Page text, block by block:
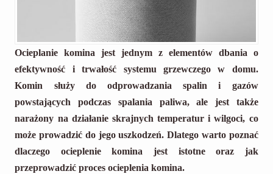
Ocieplanie komina jest jednym z elementów dbania o
efektywność i trwałość systemu grzewczego w domu.
Komin służy do odprowadzania spalin i gazów
powstających podczas spalania paliwa, ale jest także
narażony na działanie skrajnych temperatur i wilgoci, co
może prowadzić do jego uszkodzeń. Dlatego warto poznać
dlaczego ocieplenie komina jest istotne oraz jak
przeprowadzić proces ocieplenia komina.